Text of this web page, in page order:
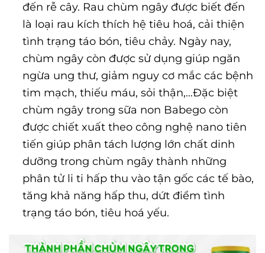
đến rễ cây. Rau chùm ngây được biết đến
là loại rau kích thích hệ tiêu hoá, cải thiện
tình trạng táo bón, tiêu chảy. Ngày nay,
chùm ngây còn được sử dụng giúp ngăn
ngừa ung thư, giảm nguy cơ mắc các bệnh
tim mạch, thiếu máu, sỏi thận,…Đặc biệt
chùm ngây trong sữa non Babego còn
được chiết xuất theo công nghệ nano tiên
tiến giúp phân tách lượng lớn chất dinh
dưỡng trong chùm ngây thành những
phân tử li ti hấp thu vào tận gốc các tế bào,
tăng khả năng hấp thu, dứt điểm tình
trạng táo bón, tiêu hoá yếu.